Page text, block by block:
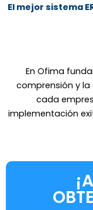
El mejor sistema
En Ofima
comprensión y
cada
implementación